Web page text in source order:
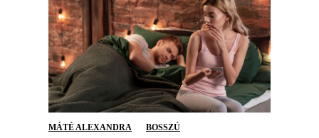
MÁTÉ ALEXANDRA BOSSZÚ